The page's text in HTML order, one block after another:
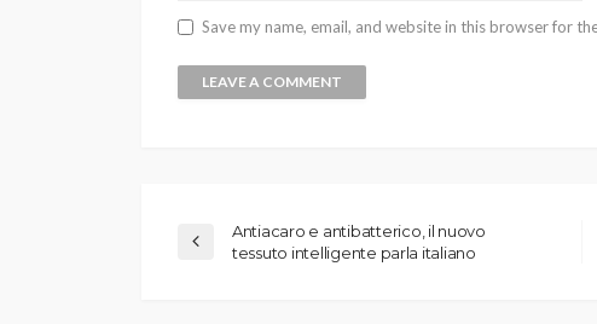
Save my name, email, and website in this browser for
Antiacaro e antibatterico, il nuovo
tessuto intelligente parla italiano